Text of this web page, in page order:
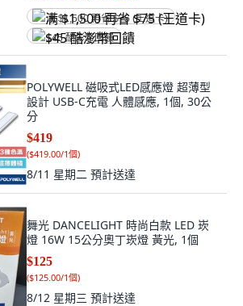
满 $1,500 再省 $75 (王道卡)
$45 酷澎幣回饋
POLYWELL 磁吸式LED感應燈 超薄型
設計 USB-C充電 人體感應, 1個, 30公
分
$419
($419.00/1個)
8/11 星期二 預計送達
舞光 DANCELIGHT 時尚白款 LED 崁
燈 16W 15公分奧丁崁燈 黃光, 1個
$125
($125.00/1個)
8/12 星期三 預計送達